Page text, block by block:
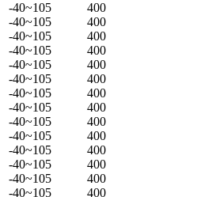
-40~105
400
-40~105
400
-40~105
400
-40~105
400
-40~105
400
-40~105
400
-40~105
400
-40~105
400
-40~105
400
-40~105
400
-40~105
400
-40~105
400
-40~105
400
-40~105
400